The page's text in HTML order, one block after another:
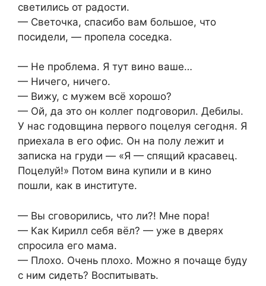
светились от радости.
— Светочка, спасибо вам большое, что
посидели, — пропела соседка.
— Не проблема. Я тут вино ваше…
— Ничего, ничего.
— Вижу, с мужем всё хорошо?
— Ой, да это он коллег подговорил. Дебилы.
У нас годовщина первого поцелуя сегодня. Я
приехала в его офис. Он на полу лежит и
записка на груди — «Я — спящий красавец.
Поцелуй!» Потом вина купили и в кино
пошли, как в институте.
— Вы сговорились, что ли?! Мне пора!
— Как Кирилл себя вёл? — уже в дверях
спросила его мама.
— Плохо. Очень плохо. Можно я почаще буду
с ним сидеть? Воспитывать.